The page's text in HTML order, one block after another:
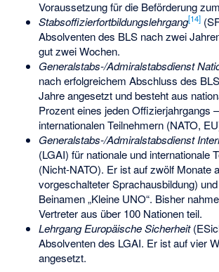
Voraussetzung für die Beförderung zum
Stabsoffizierfortbildungslehrgang[14]
Absolventen des BLS nach zwei
gut zwei Wochen.
Generalstabs-/Admiralstabsdienst
nach erfolgreichem Abschluss des
Jahre angesetzt und besteht aus
Prozent eines jeden Offizierjahrgangs
internationalen Teilnehmern (NATO,
Generalstabs-/Admiralstabsdienst
(LGAI) für nationale und internationale
(Nicht-NATO). Er ist auf zwölf Monate
vorgeschalteter Sprachausbildung)
Beinamen „Kleine UNO“. Bisher
Vertreter aus über 100 Nationen teil.
Lehrgang Europäische Sicherheit
Absolventen des LGAI. Er ist auf vier
angesetzt.